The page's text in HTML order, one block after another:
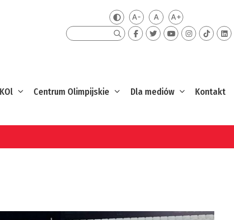
Zmień kontrast
A-Mniejsza czcionka
ADomyślna czcionka
A+Większa
Szukaj
Centrum Olimpijskie Dla mediów Kontakt